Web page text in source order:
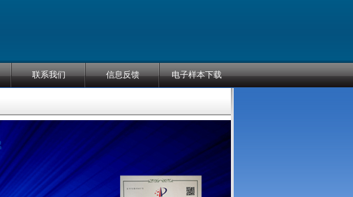
联系我们 信息反馈 电子样本下载